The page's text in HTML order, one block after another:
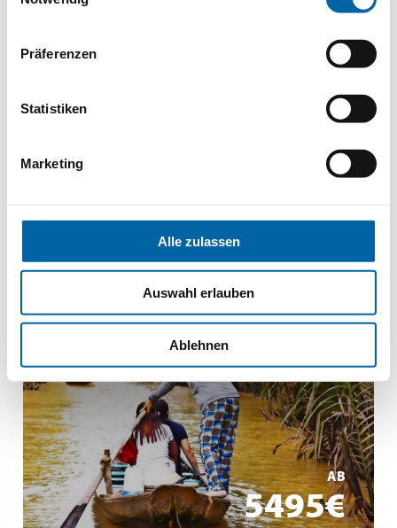
Präferenzen
Statistiken
Marketing
Alle zulassen
Auswahl erlauben
Ablehnen
AB
18359€
Vietnam
AB
5495€
Temples d’Angkor Wat
Croisière du Vietnam au Cambodge
Les hauts lieux culturels de l’Asie du Sud-Est :
découverte des villes historiques de Saigon, Phnom
Penh et Angkor
MEHR ERFAHREN